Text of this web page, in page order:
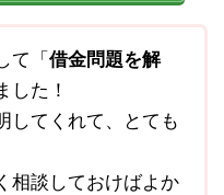
て「 借金問題を解
した！
してくれて、とても
相談しておけばよか